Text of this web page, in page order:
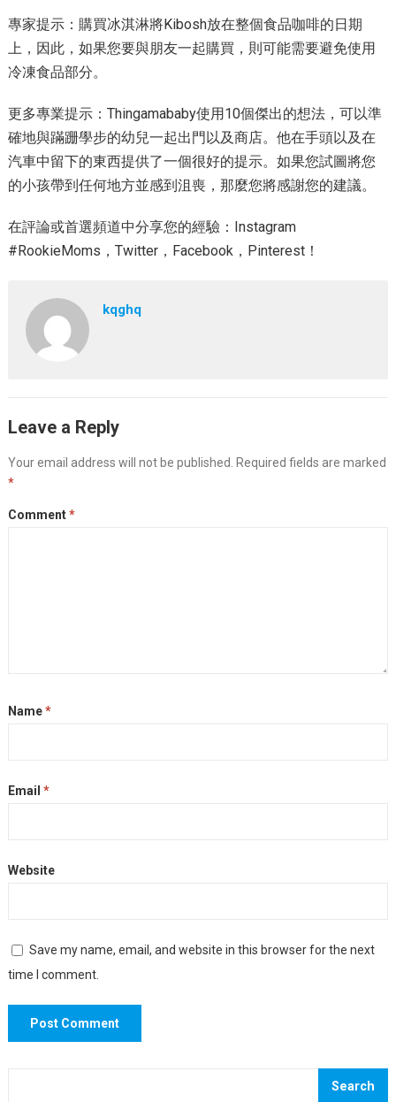
專家提示：購買冰淇淋將Kibosh放在整個食品咖啡的日期
上，因此，如果您要與朋友一起購買，則可能需要避免使用
冷凍食品部分。
更多專業提示：Thingamababy使用10個傑出的想法，可以準
確地與蹣跚學步的幼兒一起出門以及商店。他在手頭以及在
汽車中留下的東西提供了一個很好的提示。如果您試圖將您
的小孩帶到任何地方並感到沮喪，那麼您將感謝您的建議。
在評論或首選頻道中分享您的經驗：Instagram
#RookieMoms，Twitter，Facebook，Pinterest！
kqghq
Leave a Reply
Your email address will not be published.
Required fields are marked
*
Comment*
Name*
Email *
Website
Save my name, email, and website in this browser for the next
time I comment.
Search